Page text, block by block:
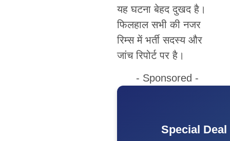
यह घटना बेहद दुखद है।
फिलहाल सभी की नजर
रिम्स में भर्ती सदस्य और
जांच रिपोर्ट पर है।
- Sponsored -
Special Deal